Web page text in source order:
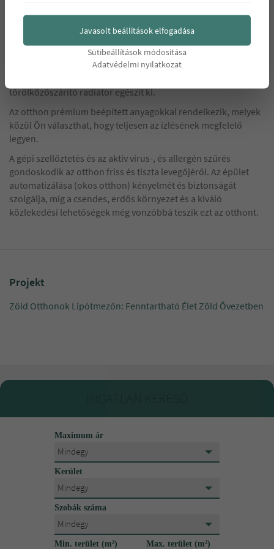
élvezheti a természetes fényt és a kellemes hangulatot.
Az épület fenntartható forrású építőanyagok felhasználásával
készül, így környezettudatos otthonát élvezheti.
A kényelmes hűtés-fűtésről hőszivattyú gondoskodik, melyet
törölközőszárító radiátor egészít ki.
Az otthon prémium beépített anyagokkal rendelkezik, melyek
közül Ön választhat, hogy teljesen az ízlésének megfelelő
legyen.
A gépi szellőztetés és az aktív vírus-, és allergén szűrés
gondoskodik az otthon friss és tiszta levegőjéről. Az épület
automatizálása (okos otthon) kényelmét és biztonságát
szolgálja, míg a csendes, erdős környezet és a kiváló
közlekedési lehetőségek még vonzóbbá teszik ezt az otthont.
Projekt
Zöld Otthonok Lipótmezőn: Fenntartható Élet Zöld Övezetben
Mindegy
Mindegy
15 000 000 Ft
20 000 000 Ft
25 000 000 Ft
Maximum ár
Mindegy
Mindegy
I.
Kerület
Mindegy
Mindegy
Szobák száma
Min. terület (m²) Max. terület (m²)
Javasolt beállítások elfogadása
Sütibeállítások módosítása
Adatvédelmi nyilatkozat